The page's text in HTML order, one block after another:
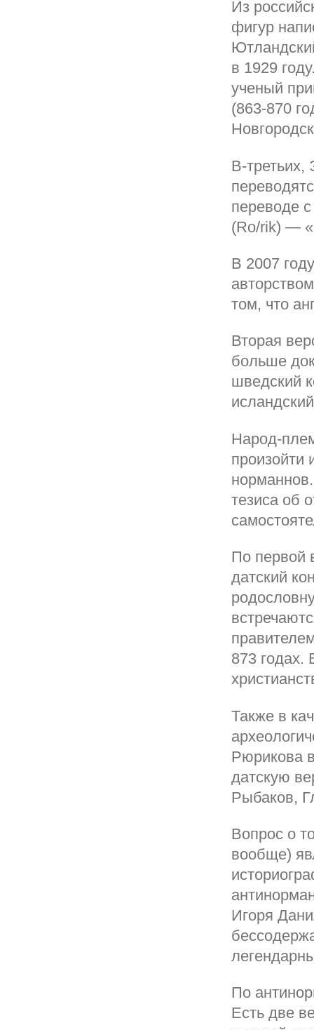
Из
фигур
в 1929
ученый
(863-870
В-третьих,
переводе
(Ro/rik) —
В 2007
том, что
Вторая
больше
шведский
Народ-
произойти
тезиса об
По первой
датский
873 годах.
Также в
Рюрикова
датскую
Рыбаков,
Вопрос о
вообще)
Игоря
По
Есть две